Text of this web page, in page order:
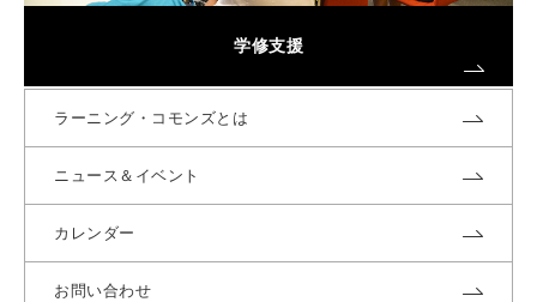
学修支援
ラーニング・コモンズとは
ニュース＆イベント
カレンダー
お問い合わせ